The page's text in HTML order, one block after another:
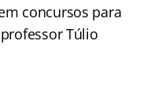
concursos para
Túlio